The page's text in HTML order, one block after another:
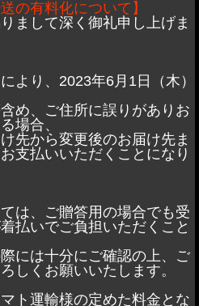
の有料化について】
まして深く御礼申し上げま
より、2023年6月1日（木）
め、ご住所に誤りがありお
場合、
先から変更後のお届け先ま
支払いいただくことになり
は、ご贈答用の場合でも受
払いでご負担いただくこと
には十分にご確認の上、ご
しくお願いいたします。
ト運輸様の定めた料金とな